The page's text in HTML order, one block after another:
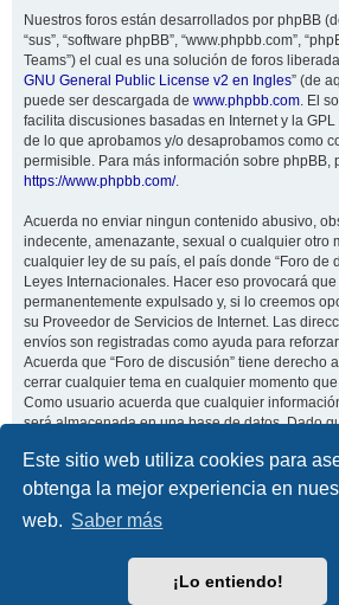
Este sitio web utiliza cookies para
obtenga la mejor experiencia en
web. Saber más
¡Lo entiendo!
Nuestros foros están desarrollados por phpBB
“sus”, “software phpBB”, “www.phpbb.com”,
Teams”) el cual es una solución de foros
GNU General Public License v2 en Ingles” (de
puede ser descargada de www.phpbb.com. El
facilita discusiones basadas en Internet y la
de lo que aprobamos y/o desaprobamos como
permisible. Para más información sobre phpBB,
https://www.phpbb.com/.
Acuerda no enviar ningun contenido abusivo,
indecente, amenazante, sexual o cualquier otro
cualquier ley de su país, el país donde “Foro de
Leyes Internacionales. Hacer eso provocará
permanentemente expulsado y, si lo creemos
su Proveedor de Servicios de Internet. Las
envíos son registradas como ayuda para
Acuerda que “Foro de discusión” tiene derecho
cerrar cualquier tema en cualquier momento
Como usuario acuerda que cualquier
será almacenada en una base de datos. Dado
será compartida con ninguna tercera parte sin
de discusión” ni phpBB podrán considerarse
intento de hacking que conlleve a que los datos
Desarrollado porphpBB® Forum Software